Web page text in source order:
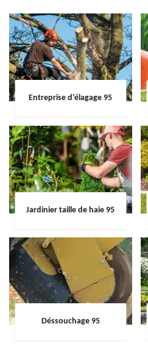
Entreprise d'élagage 95
Jardinier taille de haie 95
Déssouchage 95